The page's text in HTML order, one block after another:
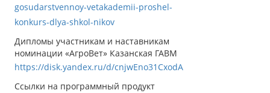
gosudarstvennoy-vetakademii-proshel-
konkurs-dlya-shkol-nikov
Дипломы участникам и наставникам
номинации «АгроВет» Казанская ГАВМ
https://disk.yandex.ru/d/cnjwEno31CxodA
Ссылки на программный продукт